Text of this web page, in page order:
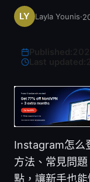
Layla Younis·
Last updated:
Instagram怎么
方法、常見問
點，讓新手也